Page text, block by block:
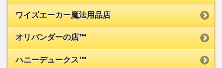
ワイズエーカー魔法用品店
オリバンダーの店™
ハニーデュークス™